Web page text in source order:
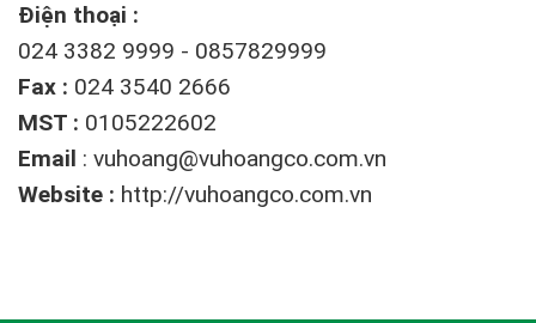
Điện thoại :
024 3382 9999 - 0857829999
Fax : 024 3540 2666
MST : 0105222602
Email : vuhoang@vuhoangco.com.vn
Website : http://vuhoangco.com.vn